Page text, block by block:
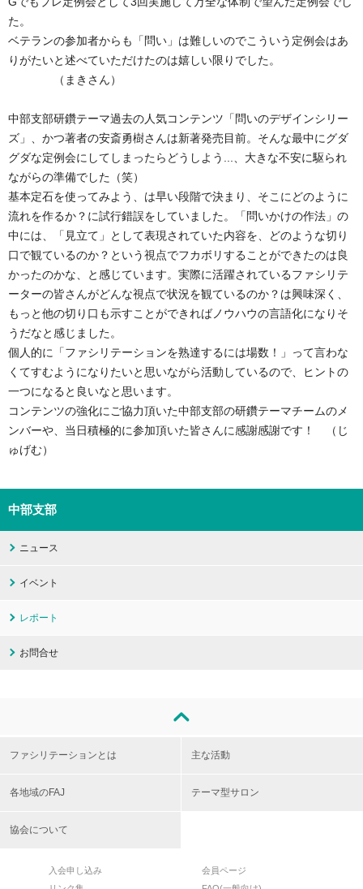
た。
ベテランの参加者からも「問い」は難しいのでこういう定例会はあ
りがたいと述べていただけたのは嬉しい限りでした。
（まきさん）
中部支部研鑽テーマ過去の人気コンテンツ「問いのデザインシリー
ズ」、かつ著者の安斎勇樹さんは新著発売目前。そんな最中にグダ
グダな定例会にしてしまったらどうしよう...、大きな不安に駆られ
ながらの準備でした（笑）
基本定石を使ってみよう、は早い段階で決まり、そこにどのように
流れを作るか？に試行錯誤をしていました。「問いかけの作法」の
中には、「見立て」として表現されていた内容を、どのような切り
口で観ているのか？という視点でフカボリすることができたのは良
かったのかな、と感じています。実際に活躍されているファシリテ
ーターの皆さんがどんな視点で状況を観ているのか？は興味深く、
もっと他の切り口も示すことができればノウハウの言語化になりそ
うだなと感じました。
個人的に「ファシリテーションを熟達するには場数！」って言わな
くてすむようになりたいと思いながら活動しているので、ヒントの
一つになると良いなと思います。
コンテンツの強化にご協力頂いた中部支部の研鑽テーマチームのメ
ンバーや、当日積極的に参加頂いた皆さんに感謝感謝です！ （じ
ゅげむ）
中部支部
ニュース
イベント
レポート
お問合せ
ファシリテーションとは 主な活動
各地域のFAJ テーマ型サロン
協会について
入会申し込み
会員ページ